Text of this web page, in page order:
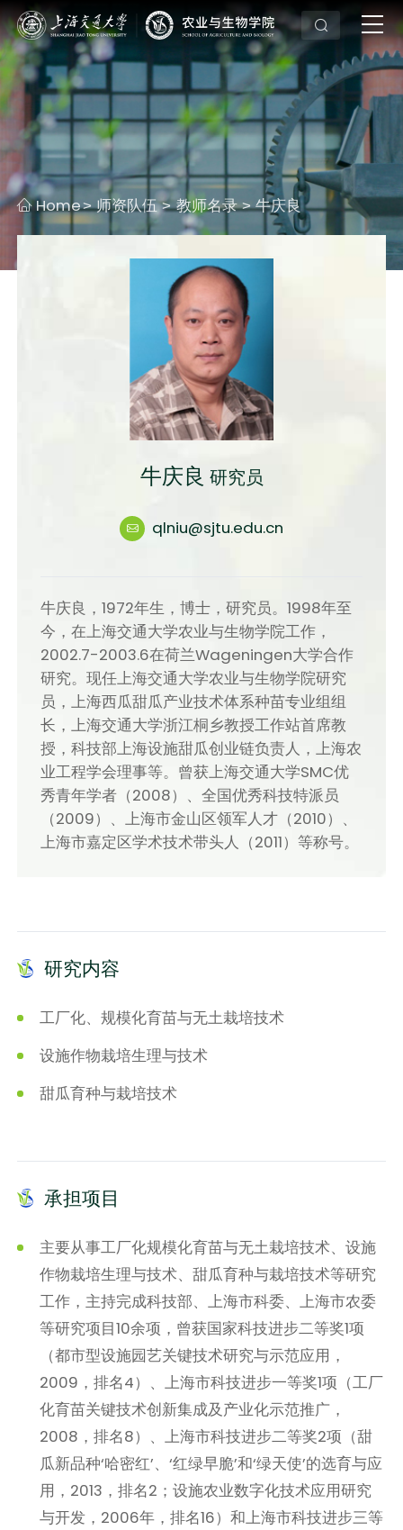
Home> 师资队伍> 教师名录> 牛庆良
牛庆良 研究员
qlniu@sjtu.edu.cn
牛庆良，1972年生，博士，研究员。1998年至
今，在上海交通大学农业与生物学院工作，
2002.7-2003.6在荷兰Wageningen大学合作
研究。现任上海交通大学农业与生物学院研究
员，上海西瓜甜瓜产业技术体系种苗专业组组
长，上海交通大学浙江桐乡教授工作站首席教
授，科技部上海设施甜瓜创业链负责人，上海农
业工程学会理事等。曾获上海交通大学SMC优
秀青年学者（2008）、全国优秀科技特派员
（2009）、上海市金山区领军人才（2010）、
上海市嘉定区学术技术带头人（2011）等称号。
研究内容
工厂化、规模化育苗与无土栽培技术
设施作物栽培生理与技术
甜瓜育种与栽培技术
承担项目
主要从事工厂化规模化育苗与无土栽培技术、设施
作物栽培生理与技术、甜瓜育种与栽培技术等研究
工作，主持完成科技部、上海市科委、上海市农委
等研究项目10余项，曾获国家科技进步二等奖1项
（都市型设施园艺关键技术研究与示范应用，
2009，排名4）、上海市科技进步一等奖1项（工厂
化育苗关键技术创新集成及产业化示范推广，
2008，排名8）、上海市科技进步二等奖2项（甜
瓜新品种‘哈密红’、‘红绿早脆’和‘绿天使’的选育与应
用，2013，排名2；设施农业数字化技术应用研究
与开发，2006年，排名16）和上海市科技进步三等